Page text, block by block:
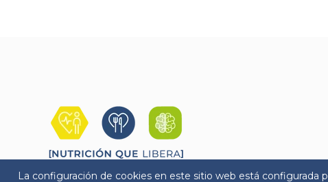
La configuración de cookies en este sitio web está configurada